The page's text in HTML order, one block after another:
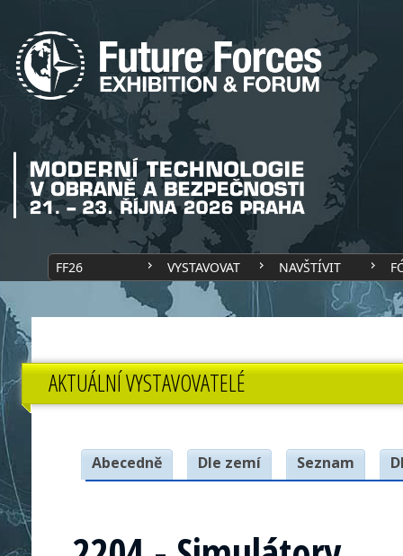
FF26 VYSTAVOVAT NAVŠTÍVIT
AKTUÁLNÍ VYSTAVOVATELÉ
Abecedně Dle zemí Seznam